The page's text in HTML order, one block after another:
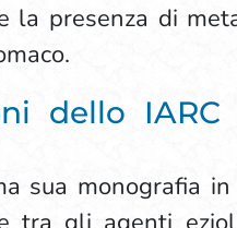
la presenza di
dello
sua monografia